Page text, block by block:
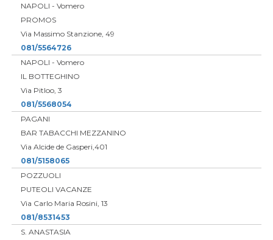
NAPOLI - Vomero
PROMOS
Via Massimo Stanzione, 49
081/5564726
NAPOLI - Vomero
IL BOTTEGHINO
Via Pitloo, 3
081/5568054
PAGANI
BAR TABACCHI MEZZANINO
Via Alcide de Gasperi,401
081/5158065
POZZUOLI
PUTEOLI VACANZE
Via Carlo Maria Rosini, 13
081/8531453
S. ANASTASIA